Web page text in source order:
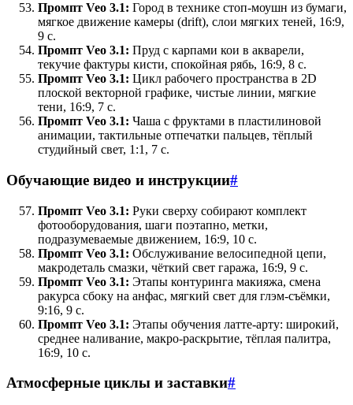
Промпт Veo 3.1: Город в технике стоп-моушн из бумаги,
мягкое движение камеры (drift), слои мягких теней, 16:9,
9 с.
Промпт Veo 3.1: Пруд с карпами кои в акварели,
текучие фактуры кисти, спокойная рябь, 16:9, 8 с.
Промпт Veo 3.1: Цикл рабочего пространства в 2D
плоской векторной графике, чистые линии, мягкие
тени, 16:9, 7 с.
Промпт Veo 3.1: Чаша с фруктами в пластилиновой
анимации, тактильные отпечатки пальцев, тёплый
студийный свет, 1:1, 7 с.
Обучающие видео и инструкции#
Промпт Veo 3.1: Руки сверху собирают комплект
фотооборудования, шаги поэтапно, метки,
подразумеваемые движением, 16:9, 10 с.
Промпт Veo 3.1: Обслуживание велосипедной цепи,
макродеталь смазки, чёткий свет гаража, 16:9, 9 с.
Промпт Veo 3.1: Этапы контуринга макияжа, смена
ракурса сбоку на анфас, мягкий свет для глэм-съёмки,
9:16, 9 с.
Промпт Veo 3.1: Этапы обучения латте-арту: широкий,
среднее наливание, макро-раскрытие, тёплая палитра,
16:9, 10 с.
Атмосферные циклы и заставки#